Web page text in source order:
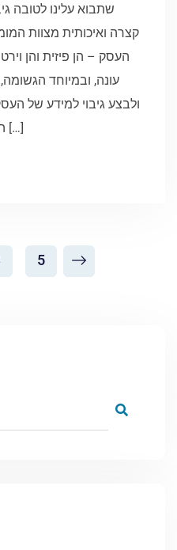
שתבוא עלינו לטובה
קצרה ואיכותית מצוות
עונה, ובמיוחד
ולבצע גיבוי למידע של
המסמכים, המערכות והמידע […]
5